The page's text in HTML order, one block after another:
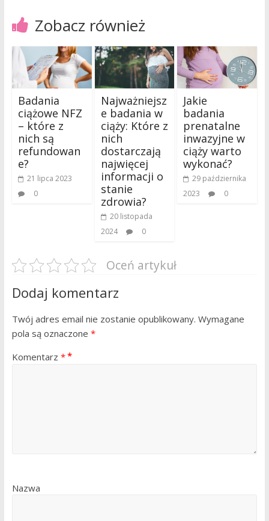
Zobacz również
Badania
ciążowe NFZ
– które z
nich są
refundowan
e?
21 lipca 2023
0
Najważniejsz
e badania w
ciąży: Które z
nich
dostarczają
najwięcej
informacji o
stanie
zdrowia?
20 listopada
2024
0
Jakie
badania
prenatalne
inwazyjne w
ciąży warto
wykonać?
29 października
2023
0
Oceń artykuł
Dodaj komentarz
Twój adres email nie zostanie opublikowany. Wymagane
pola są oznaczone *
Komentarz *
Nazwa